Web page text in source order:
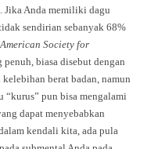
Jika Anda memiliki dagu
sendirian sebanyak 68%
American Society for
biasa disebut dengan
berat badan, namun
“kurus” pun bisa mengalami
dapat menyebabkan
kendali kita, ada pula